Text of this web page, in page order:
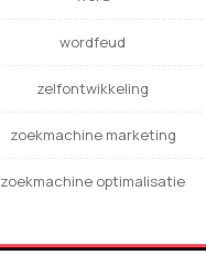
wordfeud
zelfontwikkeling
zoekmachine marketing
zoekmachine optimalisatie